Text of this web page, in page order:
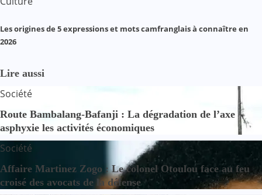
Les origines de 5 expressions et mots camfranglais à connaître en
2026
Lire aussi
Société
Route Bambalang-Bafanji : La dégradation de l’axe
asphyxie les activités économiques
Société
Affaire Martinez Zogo : Le colonel Otoulou face au feu
croisé des avocats de la défense